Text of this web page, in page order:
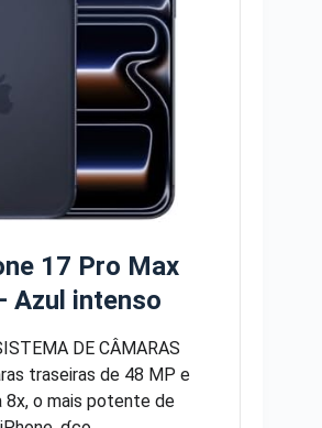
17 Pro Max
Azul intenso
DE CÂMARAS
traseiras de 48 MP e
8x, o mais potente de